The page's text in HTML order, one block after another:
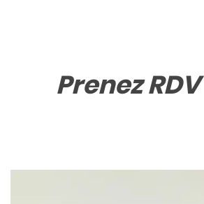
Prenez